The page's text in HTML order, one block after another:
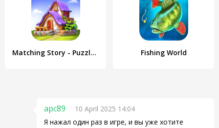
Matching Story - Puzzle Games Fishing World
apc89
10 April 2025 14:04
Я нажал один раз в игре, и вы уже хотите